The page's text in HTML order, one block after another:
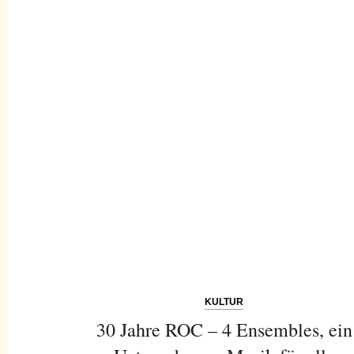
KULTUR
30 Jahre ROC – 4 Ensembles, ein